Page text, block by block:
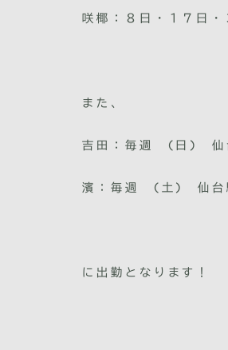
咲椰：８日・１７日・
また、
吉田：毎週 (日) 仙
濱：毎週 (土) 仙台
に出勤となります！